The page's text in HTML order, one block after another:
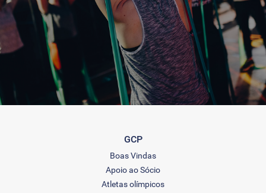
GCP
Boas Vindas
Apoio ao Sócio
Atletas olímpicos